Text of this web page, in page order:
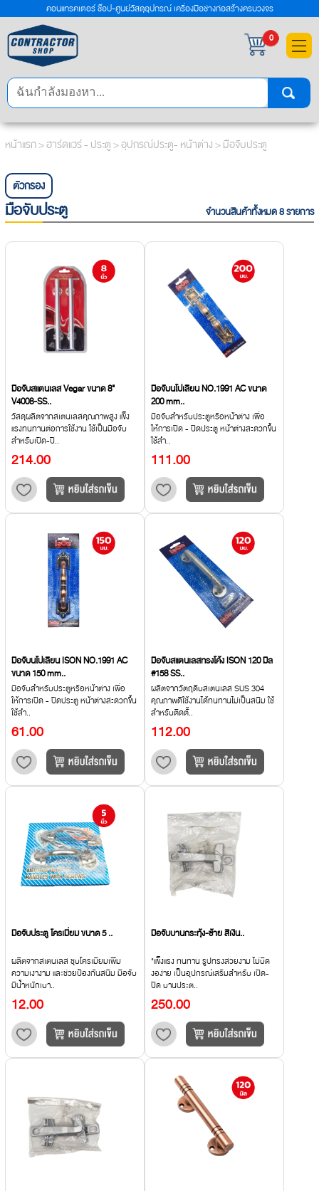
×
คอนแทรคเตอร์ ช๊อป-ศูนย์วัสดุอุปกรณ์ เครื่องมือช่างก่อสร้างครบวงจร
0
หน้าแรก>ฮาร์ดแวร์ - ประตู>อุปกรณ์ประตู- หน้าต่าง> มือจับประตู
ตัวกรอง
มือจับประตู จำนวนสินค้าทั้งหมด 8 รายการ
มือจับสแตนเลส Vegar ขนาด 8"
V4008-SS..
วัสดุผลิตจากสเตนเลสคุณภาพสูง แข็ง
แรงทนทานต่อการใช้งาน ใช้เป็นมือจับ
สำหรับเปิด-ปิ..
214.00
มือจับนโปเลียน NO.1991 AC ขนาด
200 mm..
มือจับสำหรับประตูหรือหน้าต่าง เพื่อ
ให้การเปิด - ปิดประตู หน้าต่างสะดวกขึ้น
ใช้สำ..
111.00
มือจับนโปเลียน ISON NO.1991 AC
ขนาด 150 mm..
มือจับสำหรับประตูหรือหน้าต่าง เพื่อ
ให้การเปิด - ปิดประตู หน้าต่างสะดวกขึ้น
ใช้สำ..
61.00
มือจับสแตนเลสทรงโค้ง ISON 120 มิล
#158 SS..
ผลิตจากวัตถุดิบสเตนเลส SUS 304
คุณภาพดีใช้งานได้ทนทานไม่เป็นสนิม ใช้
สำหรับติดตั้..
112.00
มือจับประตู โครเมี่ยม ขนาด 5 ..
ผลิตจากสเตนเลส ชุบโครเมียมเพิ่ม
ความเงางาม และช่วยป้องกันสนิม มือจับ
มีน้ำหนักเบา..
12.00
มือจับบานกระทุ้ง-ซ้าย สีเงิน..
"แข็งแรง ทนทาน รูปทรงสวยงาม ไม่บิด
งอง่าย เป็นอุปกรณ์เสริมสำหรับ เปิด-
ปิด บานประต..
250.00